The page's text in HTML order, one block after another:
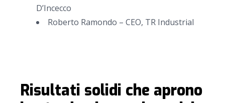
D’Incecco
Roberto Ramondo – CEO, TR Industrial
Risultati solidi che aprono